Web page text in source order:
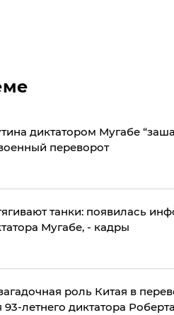
диктатором Мугабе
переворот
танки: появилась
Мугабе, - кадры
роль Китая в
летнего диктатора